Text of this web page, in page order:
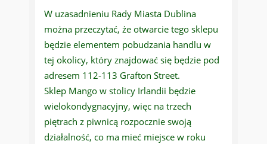
W uzasadnieniu Rady Miasta Dublina
można przeczytać, że otwarcie tego sklepu
będzie elementem pobudzania handlu w
tej okolicy, który znajdować się będzie pod
adresem 112-113 Grafton Street.
Sklep Mango w stolicy Irlandii będzie
wielokondygnacyjny, więc na trzech
piętrach z piwnicą rozpocznie swoją
działalność, co ma mieć miejsce w roku